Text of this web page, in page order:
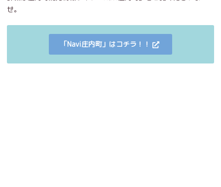
せ。
「Navi庄内町」はコチラ！！